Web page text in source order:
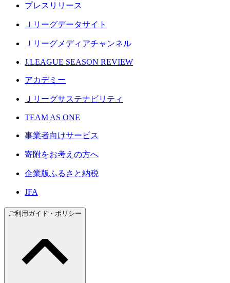
プレスリリース
Ｊリーグデータサイト
Ｊリーグメディアチャンネル
J.LEAGUE SEASON REVIEW
アカデミー
Ｊリーグサステナビリティ
TEAM AS ONE
事業者向けサービス
寄附をお考えの方へ
企業版ふるさと納税
JFA
ご利用ガイド・ポリシー